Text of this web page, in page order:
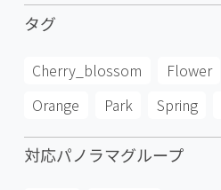
タグ
Cherry_blossom Flower
Orange
Park Spring
対応パノラマグループ